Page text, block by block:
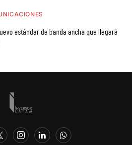
estándar de banda ancha que llegará